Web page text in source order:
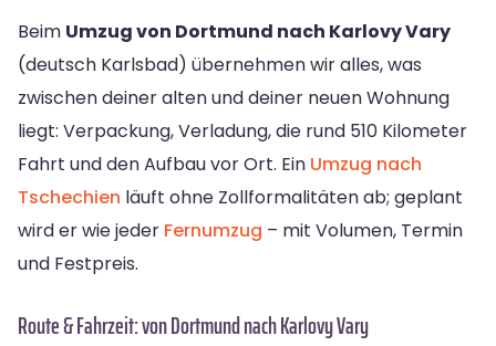
Beim Umzug von Dortmund nach Karlovy Vary
(deutsch Karlsbad) übernehmen wir alles, was
zwischen deiner alten und deiner neuen Wohnung
liegt: Verpackung, Verladung, die rund 510 Kilometer
Fahrt und den Aufbau vor Ort. Ein Umzug nach
Tschechien läuft ohne Zollformalitäten ab; geplant
wird er wie jeder Fernumzug – mit Volumen, Termin
und Festpreis.
Route & Fahrzeit: von Dortmund nach Karlovy Vary